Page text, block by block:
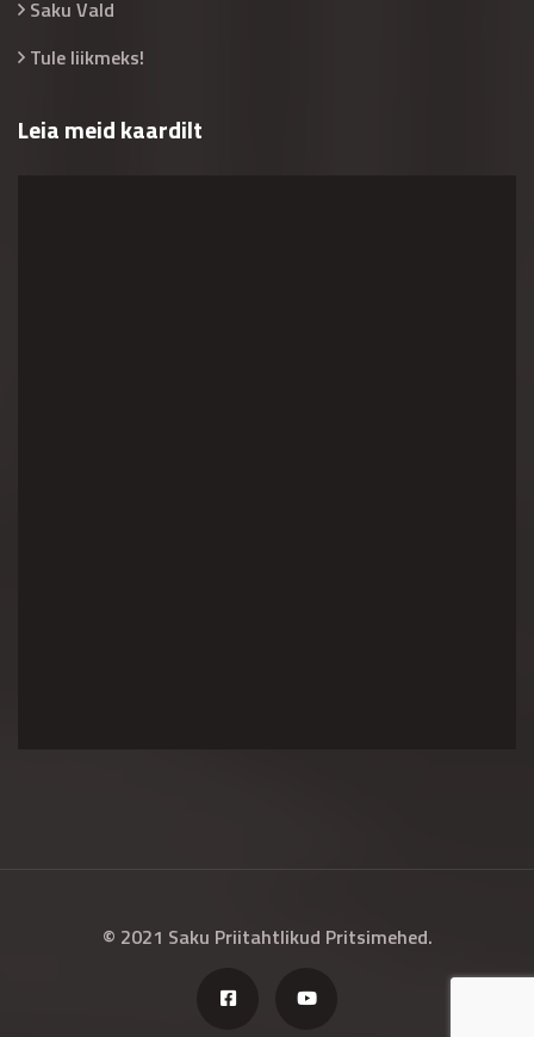
Saku Vald
Tule liikmeks!
Leia meid kaardilt
© 2021 Saku Priitahtlikud Pritsimehed.